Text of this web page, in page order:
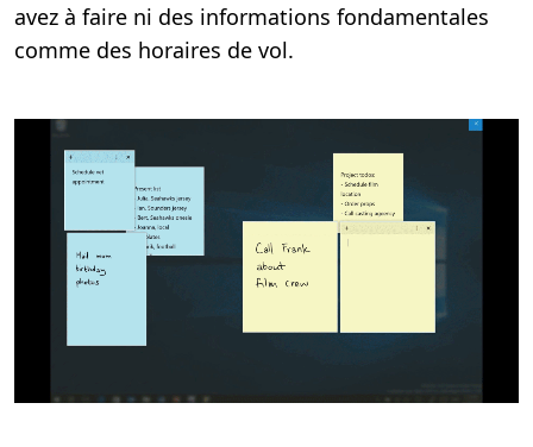
avez à faire ni des informations fondamentales
comme des horaires de vol.